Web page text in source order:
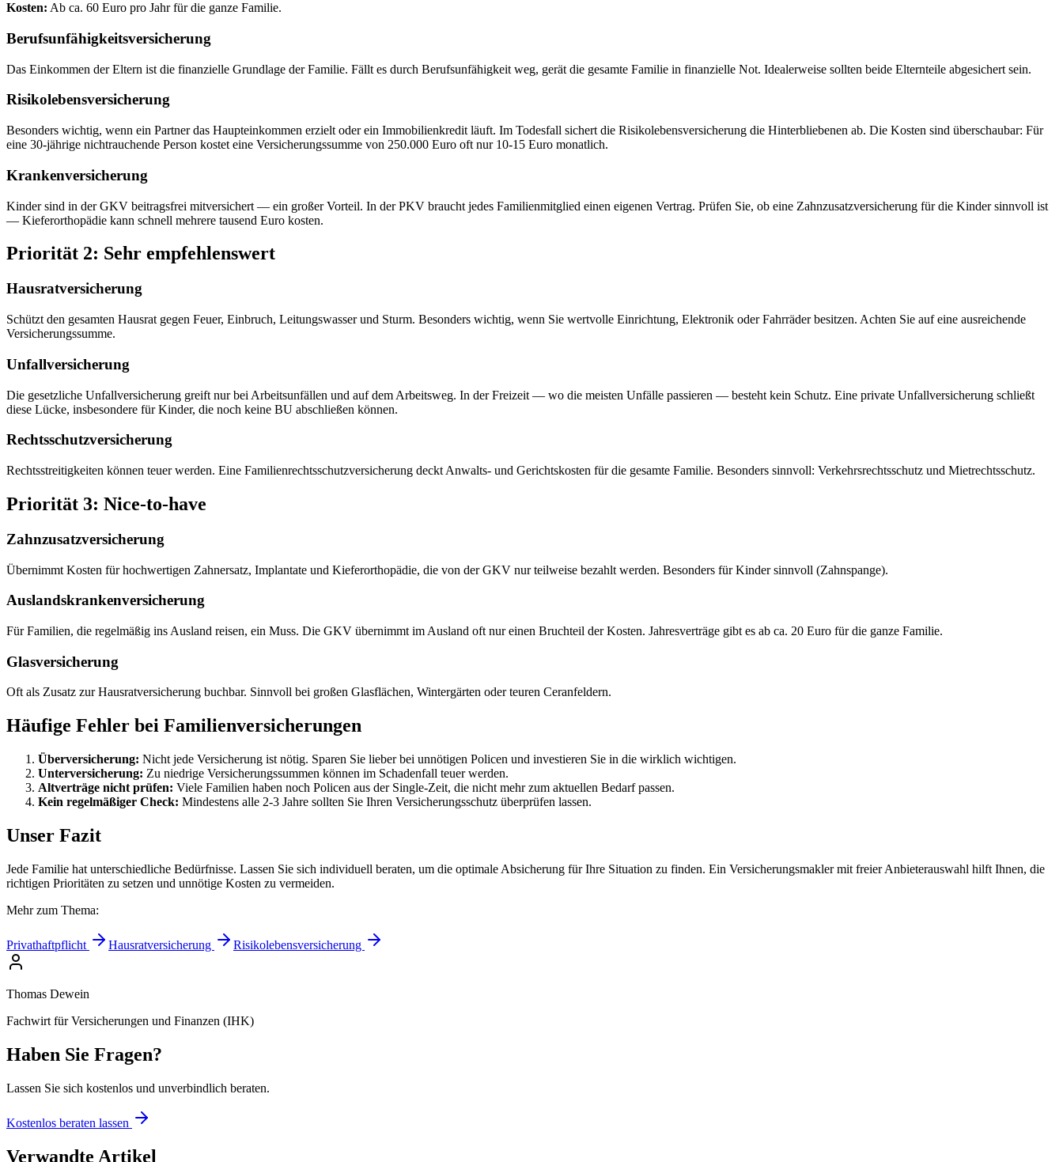
Kosten: Ab ca. 60 Euro pro Jahr für die ganze Familie.
Berufsunfähigkeitsversicherung
Das Einkommen der Eltern ist die finanzielle Grundlage der Familie. Fällt es durch Berufsunfähigkeit weg, gerät die gesamte Familie in finanzielle Not. Idealerweise sollten beide Elternteile abgesichert sein.
Risikolebensversicherung
Besonders wichtig, wenn ein Partner das Haupteinkommen erzielt oder ein Immobilienkredit läuft. Im Todesfall sichert die Risikolebensversicherung die Hinterbliebenen ab. Die Kosten sind überschaubar: Für
eine 30-jährige nichtrauchende Person kostet eine Versicherungssumme von 250.000 Euro oft nur 10-15 Euro monatlich.
Krankenversicherung
Kinder sind in der GKV beitragsfrei mitversichert — ein großer Vorteil. In der PKV braucht jedes Familienmitglied einen eigenen Vertrag. Prüfen Sie, ob eine Zahnzusatzversicherung für die Kinder sinnvoll ist
— Kieferorthopädie kann schnell mehrere tausend Euro kosten.
Priorität 2: Sehr empfehlenswert
Hausratversicherung
Schützt den gesamten Hausrat gegen Feuer, Einbruch, Leitungswasser und Sturm. Besonders wichtig, wenn Sie wertvolle Einrichtung, Elektronik oder Fahrräder besitzen. Achten Sie auf eine ausreichende
Versicherungssumme.
Unfallversicherung
Die gesetzliche Unfallversicherung greift nur bei Arbeitsunfällen und auf dem Arbeitsweg. In der Freizeit — wo die meisten Unfälle passieren — besteht kein Schutz. Eine private Unfallversicherung schließt
diese Lücke, insbesondere für Kinder, die noch keine BU abschließen können.
Rechtsschutzversicherung
Rechtsstreitigkeiten können teuer werden. Eine Familienrechtsschutzversicherung deckt Anwalts- und Gerichtskosten für die gesamte Familie. Besonders sinnvoll: Verkehrsrechtsschutz und Mietrechtsschutz.
Priorität 3: Nice-to-have
Zahnzusatzversicherung
Übernimmt Kosten für hochwertigen Zahnersatz, Implantate und Kieferorthopädie, die von der GKV nur teilweise bezahlt werden. Besonders für Kinder sinnvoll (Zahnspange).
Auslandskrankenversicherung
Für Familien, die regelmäßig ins Ausland reisen, ein Muss. Die GKV übernimmt im Ausland oft nur einen Bruchteil der Kosten. Jahresverträge gibt es ab ca. 20 Euro für die ganze Familie.
Glasversicherung
Oft als Zusatz zur Hausratversicherung buchbar. Sinnvoll bei großen Glasflächen, Wintergärten oder teuren Ceranfeldern.
Häufige Fehler bei Familienversicherungen
Überversicherung: Nicht jede Versicherung ist nötig. Sparen Sie lieber bei unnötigen Policen und investieren Sie in die wirklich wichtigen.
Unterversicherung: Zu niedrige Versicherungssummen können im Schadenfall teuer werden.
Altverträge nicht prüfen: Viele Familien haben noch Policen aus der Single-Zeit, die nicht mehr zum aktuellen Bedarf passen.
Kein regelmäßiger Check: Mindestens alle 2-3 Jahre sollten Sie Ihren Versicherungsschutz überprüfen lassen.
Unser Fazit
Jede Familie hat unterschiedliche Bedürfnisse. Lassen Sie sich individuell beraten, um die optimale Absicherung für Ihre Situation zu finden. Ein Versicherungsmakler mit freier Anbieterauswahl hilft Ihnen, die
richtigen Prioritäten zu setzen und unnötige Kosten zu vermeiden.
Mehr zum Thema:
Privathaftpflicht Hausratversicherung Risikolebensversicherung
Thomas Dewein
Fachwirt für Versicherungen und Finanzen (IHK)
Haben Sie Fragen?
Lassen Sie sich kostenlos und unverbindlich beraten.
Kostenlos beraten lassen
Verwandte Artikel